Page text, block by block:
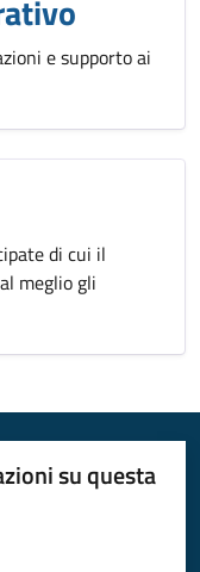
e supporto ai
di cui il
meglio gli
su questa